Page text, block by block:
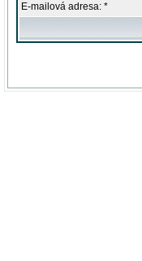
E-mailová adresa: *